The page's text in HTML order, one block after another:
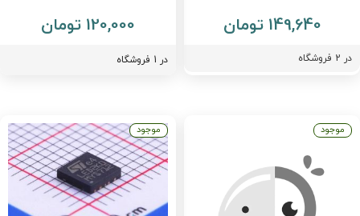
149,640 تومان
2 فروشگاه
120,000 تومان
موجود موجود